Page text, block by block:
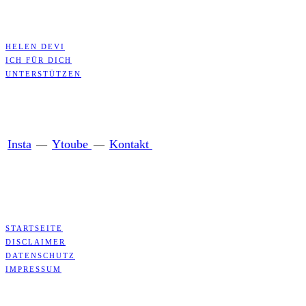
HELEN DEVI
ICH FÜR DICH
UNTERSTÜTZEN
Insta — Ytoube — Kontakt
STARTSEITE
DISCLAIMER
DATENSCHUTZ
IMPRESSUM